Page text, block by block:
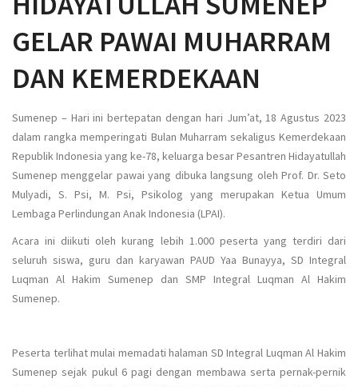
GELAR PAWAI MUHARRAM
DAN KEMERDEKAAN
Sumenep – Hari ini bertepatan dengan hari Jum’at, 18 Agustus 2023
dalam rangka memperingati Bulan Muharram sekaligus Kemerdekaan
Republik Indonesia yang ke-78, keluarga besar Pesantren Hidayatullah
Sumenep menggelar pawai yang dibuka langsung oleh Prof. Dr. Seto
Mulyadi, S. Psi, M. Psi, Psikolog yang merupakan Ketua Umum
Lembaga Perlindungan Anak Indonesia (LPAI).
Acara ini diikuti oleh kurang lebih 1.000 peserta yang terdiri dari
seluruh siswa, guru dan karyawan PAUD Yaa Bunayya, SD Integral
Luqman Al Hakim Sumenep dan SMP Integral Luqman Al Hakim
Sumenep.
Peserta terlihat mulai memadati halaman SD Integral Luqman Al Hakim
Sumenep sejak pukul 6 pagi dengan membawa serta pernak-pernik